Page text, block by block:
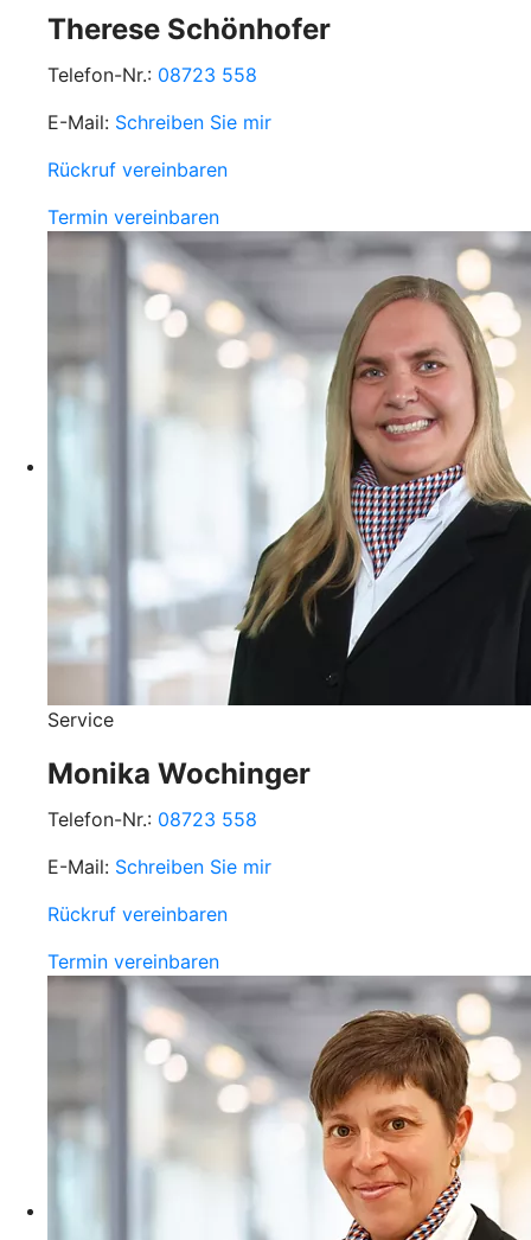
Therese Schönhofer
Telefon-Nr.: 08723 558
E-Mail: Schreiben Sie mir
Rückruf vereinbaren
Termin vereinbaren
Service
Monika Wochinger
Telefon-Nr.: 08723 558
E-Mail: Schreiben Sie mir
Rückruf vereinbaren
Termin vereinbaren